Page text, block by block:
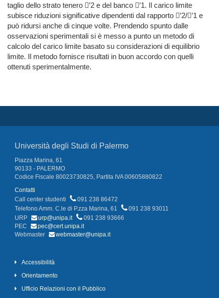
taglio dello strato tenero ′2 e del banco ′1. Il carico limite
subisce riduzioni significative dipendenti dal rapporto ′2/′1 e
può ridursi anche di cinque volte. Prendendo spunto dalle
osservazioni sperimentali si è messo a punto un metodo di
calcolo del carico limite basato su considerazioni di equilibrio
limite. Il metodo fornisce risultati in buon accordo con quelli
ottenuti sperimentalmente.
Università degli Studi di Palermo
Piazza Marina, 61
90133 - PALERMO
Codice Fiscale 80023730825, Partita IVA 00605880822
Contatti
Call center studenti
091 238 86472
Telefono Amm. C.le di P.zza Marina, 61
091 238 93011
URP
urp@unipa.it
091 238 93666
PEC
pec@cert.unipa.it
Webmaster
webmaster@unipa.it
Accessibilità
Orientamento
Ufficio Relazioni con il Pubblico